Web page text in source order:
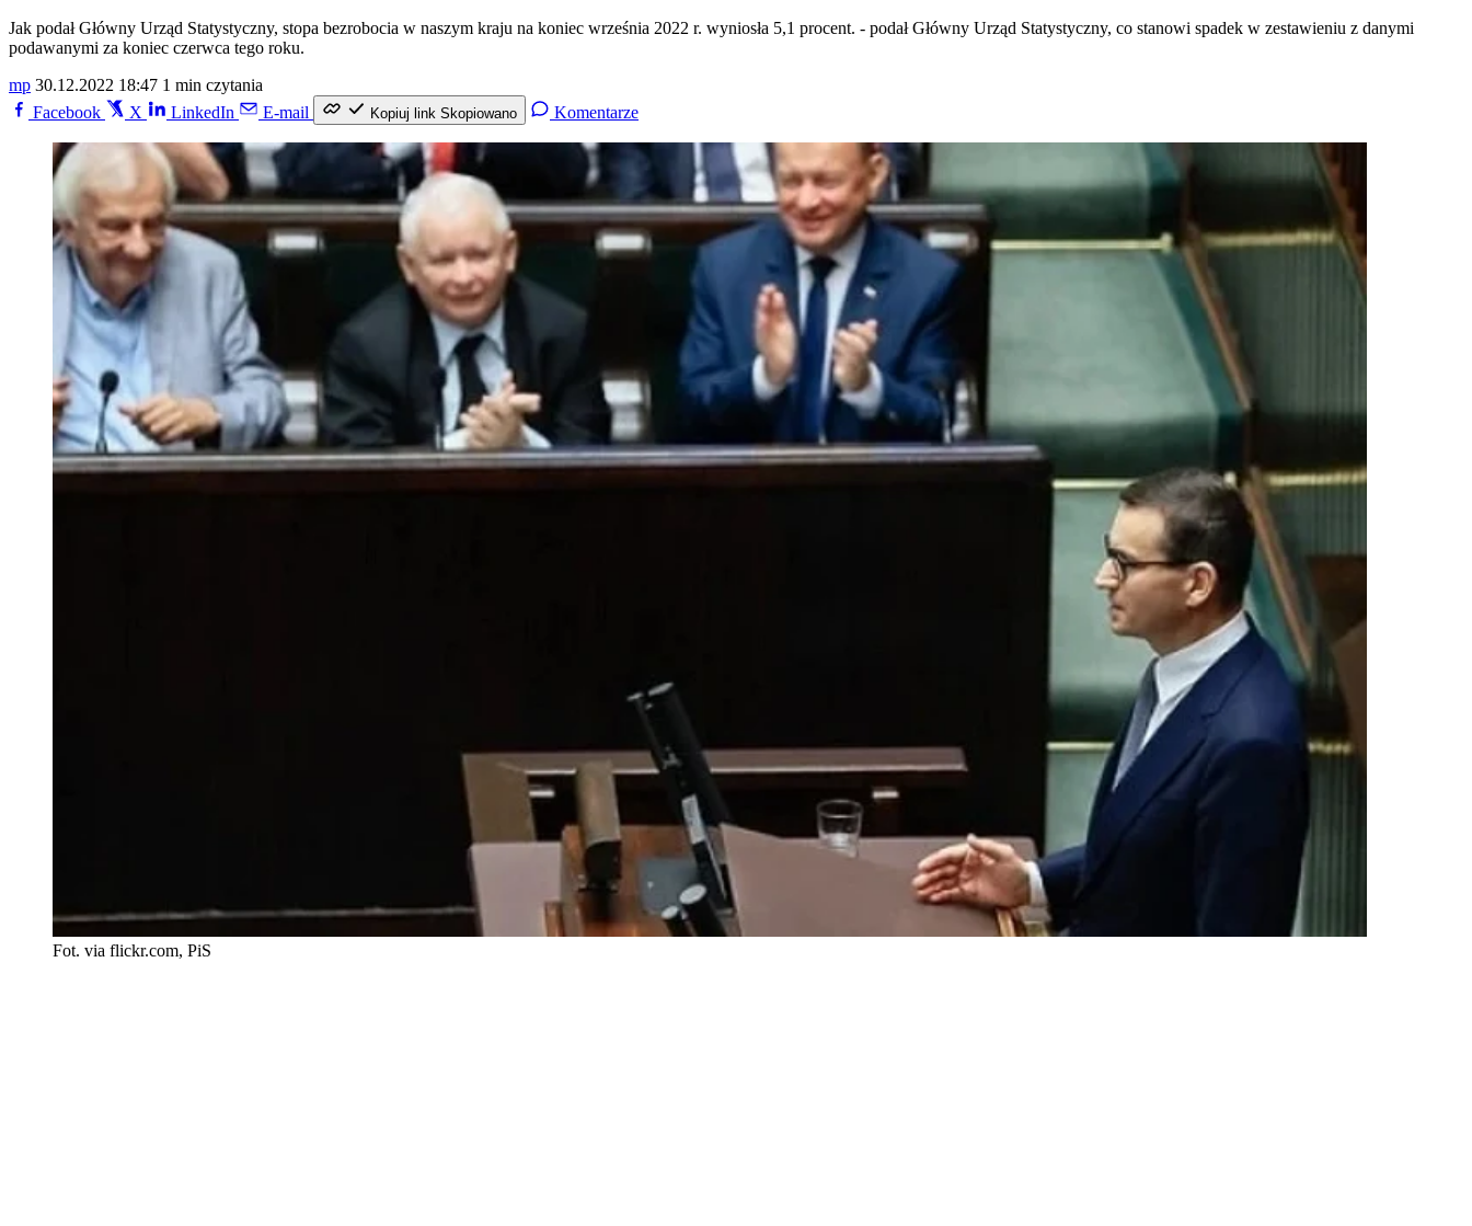
Jak podał Główny Urząd Statystyczny, stopa bezrobocia w naszym kraju na koniec września 2022 r. wyniosła 5,1 procent. - podał Główny Urząd Statystyczny, co stanowi spadek w zestawieniu z danymi
podawanymi za koniec czerwca tego roku.
mp 30.12.2022 18:47 1 min czytania
Facebook
X LinkedIn E-mail Kopiuj link Skopiowano Komentarze
Fot. via flickr.com, PiS